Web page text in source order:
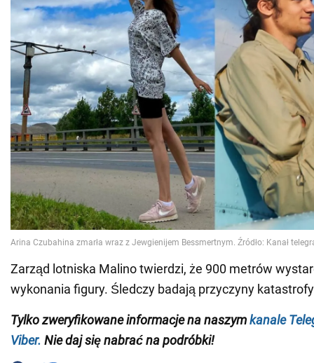
Zarząd lotniska Malino twierdzi, że 900 metrów
wykonania figury. Śledczy badają przyczyny
Tylkozweryfikowane informacje na naszymkanale
Viber. Nie daj się nabrać na podróbki!